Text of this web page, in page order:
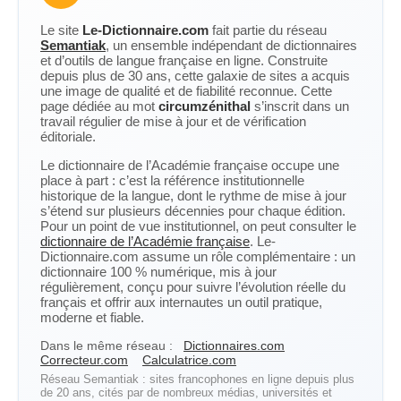
Le site Le-Dictionnaire.com fait partie du réseau
Semantiak, un ensemble indépendant de dictionnaires
et d’outils de langue française en ligne. Construite
depuis plus de 30 ans, cette galaxie de sites a acquis
une image de qualité et de fiabilité reconnue. Cette
page dédiée au mot circumzénithal s’inscrit dans un
travail régulier de mise à jour et de vérification
éditoriale.
Le dictionnaire de l’Académie française occupe une
place à part : c’est la référence institutionnelle
historique de la langue, dont le rythme de mise à jour
s’étend sur plusieurs décennies pour chaque édition.
Pour un point de vue institutionnel, on peut consulter le
dictionnaire de l’Académie française. Le-
Dictionnaire.com assume un rôle complémentaire : un
dictionnaire 100 % numérique, mis à jour
régulièrement, conçu pour suivre l’évolution réelle du
français et offrir aux internautes un outil pratique,
moderne et fiable.
Dans le même réseau :
Dictionnaires.com
Correcteur.com
Calculatrice.com
Réseau Semantiak : sites francophones en ligne depuis plus
de 20 ans, cités par de nombreux médias, universités et